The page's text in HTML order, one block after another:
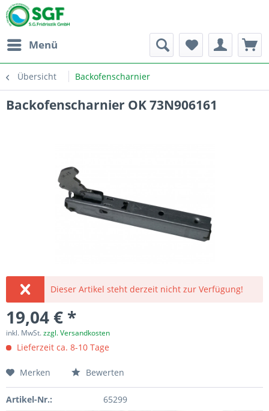
Menü
Übersicht Backofenscharnier
Backofenscharnier OK 73N906161
Dieser Artikel steht derzeit nicht zur Verfügung!
19,04 € *
inkl. MwSt.zzgl. Versandkosten
Lieferzeit ca. 8-10 Tage
Merken Bewerten
Artikel-Nr.: 65299